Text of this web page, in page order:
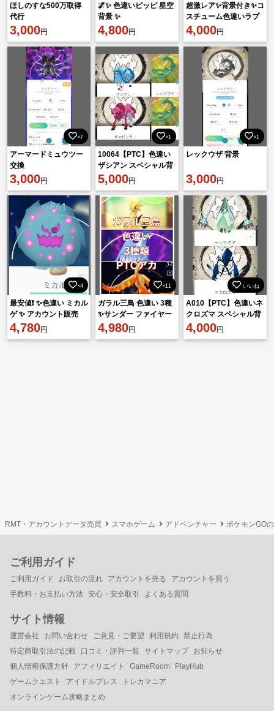
ほしのすな500万取得
代行
3,000円
🌌✨ 色違いピッピ 星空
背景 ✨
4,800円
超激レア✨背景付き✨コ
スチューム色違いラプ
ラス✨
4,000円
×7
アーマードミュウツー
交換
3,000円
×1
10064【PTC】色違い
ザシアン スペシャル背
景、色違いザマゼンタ
スペシャル背景 他
5,000円
×1
レックウザ 背景
3,000円
×4
最安値❗️ ✨色違い ミカル
ゲ ✨ アカウント販売
4,780円
×11
ガラル三鳥 色違い 3種
✨サンダー ファイヤー
フリーザー ✨アカウン
ト販売
4,980円
いいね
A010【PTC】色違いネ
クロズマ スペシャル背
景、色違いテッカグヤ
スペシャル背景 他
4,000円
RMT・アカウントデータ売買 スマホゲーム アドベンチャー ポケモンGO
ご利用ガイド
ご利用ガイド お取引の流れ アカウントを売る
アカウントを買う
手数料・お支払い方法 安心・安全取引 よくある質問
サイト情報
運営会社 お問い合わせ ご意見・ご要望 利用規約
禁止行為
特定商取引法の記載
口コミ・評判一覧 サイトマップ
お知らせ
個人情報保護方針
アフィリエイト GameRoom
PlayHub
ゲームクエスト
アイドルプレス
トレカマニア
オンラインゲーム攻略まとめ